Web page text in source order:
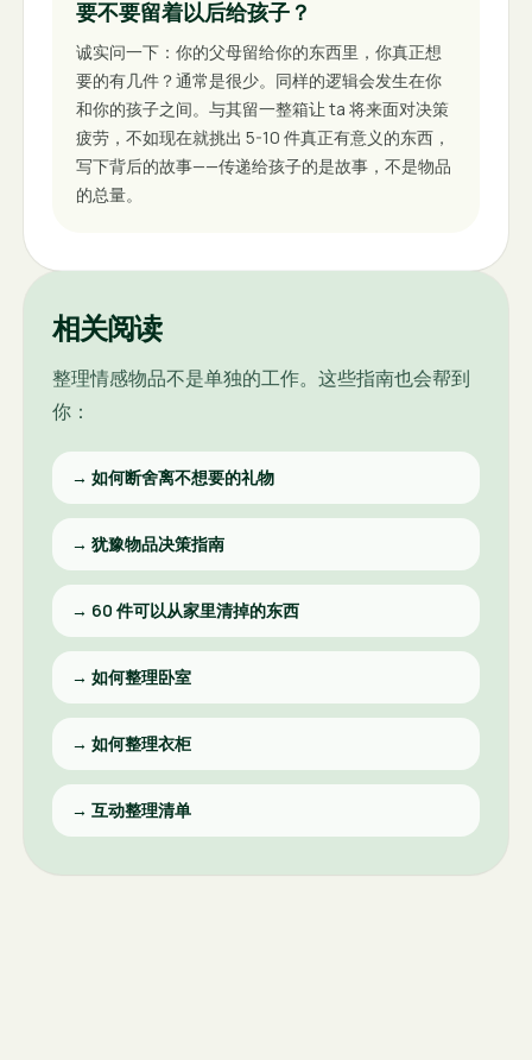
要不要留着以后给孩子？
诚实问一下：你的父母留给你的东西里，你真正想
要的有几件？通常是很少。同样的逻辑会发生在你
和你的孩子之间。与其留一整箱让 ta 将来面对决策
疲劳，不如现在就挑出 5-10 件真正有意义的东西，
写下背后的故事——传递给孩子的是故事，不是物品
的总量。
相关阅读
整理情感物品不是单独的工作。这些指南也会帮到
你：
→ 如何断舍离不想要的礼物
→ 犹豫物品决策指南
→ 60 件可以从家里清掉的东西
→ 如何整理卧室
→ 如何整理衣柜
→ 互动整理清单